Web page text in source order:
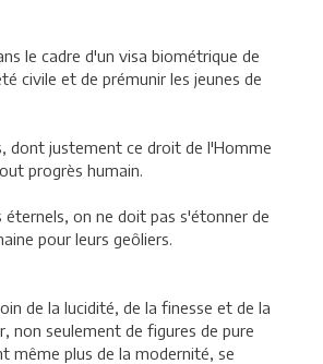
le cadre d'un visa biométrique de
civile et de prémunir les jeunes de
dont justement ce droit de l'Homme
progrès humain.
on ne doit pas s'étonner de
pour leurs geôliers.
de la lucidité, de la finesse et de la
non seulement de figures de pure
même plus de la modernité, se